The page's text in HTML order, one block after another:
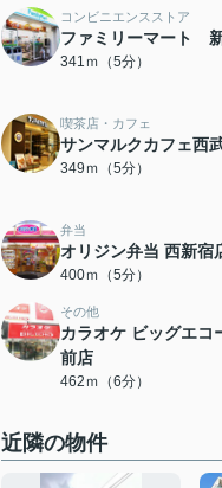
コンビニエンスストア
ファミリーマート
341ｍ（5分）
喫茶店・カフェ
サンマルクカフェ西
349ｍ（5分）
弁当
オリジン弁当 西新宿
400ｍ（5分）
その他
カラオケ ビッグエコ
前店
462ｍ（6分）
近隣の物件